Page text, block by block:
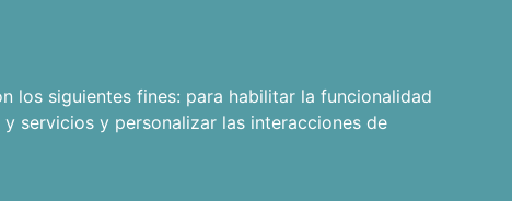
los siguientes fines: para habilitar la funcionalidad
servicios y personalizar las interacciones de